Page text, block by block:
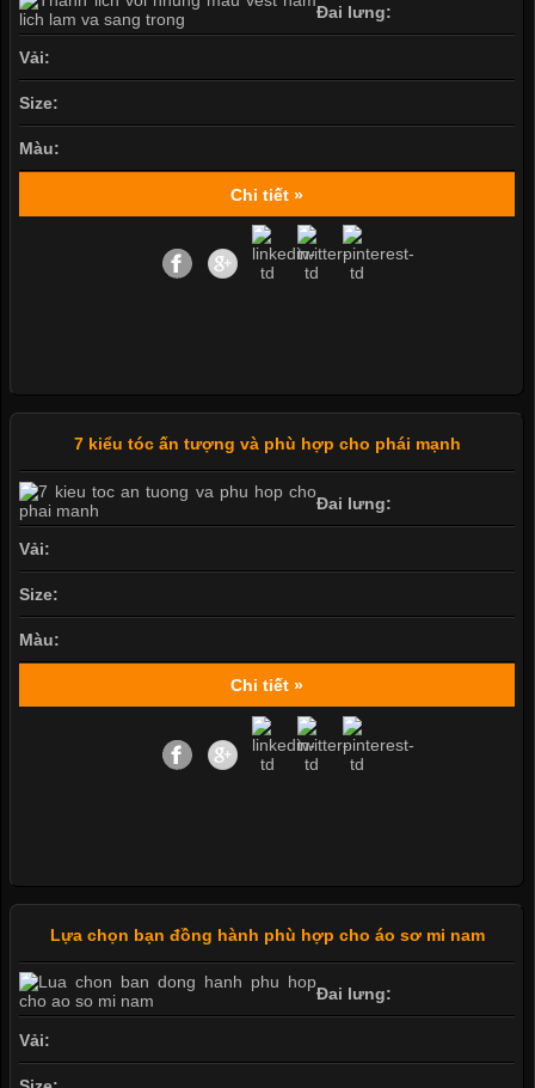
Đai lưng:
Vải:
Size:
Màu:
Chi tiết »
7 kiểu tóc ấn tượng và phù hợp cho phái mạnh
Đai lưng:
Vải:
Size:
Màu:
Chi tiết »
Lựa chọn bạn đồng hành phù hợp cho áo sơ mi nam
Đai lưng:
Vải: